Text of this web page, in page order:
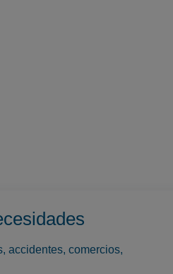
accidentes, comercios,